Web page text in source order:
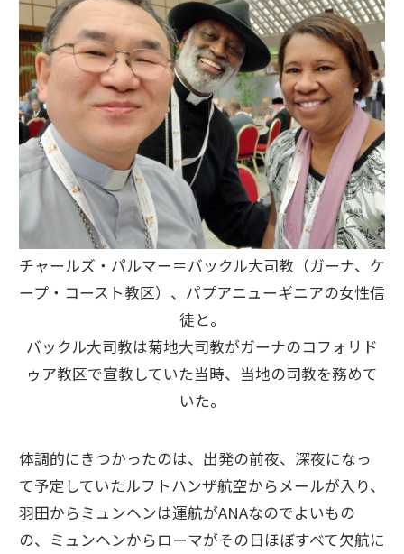
チャールズ・パルマー＝バックル大司教（ガーナ、ケ
ープ・コースト教区）、パプアニューギニアの女性信
徒と。
バックル大司教は菊地大司教がガーナのコフォリド
ゥア教区で宣教していた当時、当地の司教を務めて
いた。
体調的にきつかったのは、出発の前夜、深夜になっ
て予定していたルフトハンザ航空からメールが入り、
羽田からミュンヘンは運航がANAなのでよいもの
の、ミュンヘンからローマがその日ほぼすべて欠航に